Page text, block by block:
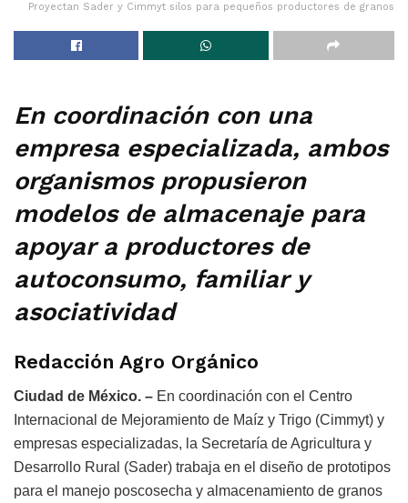
Proyectan Sader y Cimmyt silos para pequeños productores de granos
En coordinación con una
empresa especializada, ambos
organismos propusieron
modelos de almacenaje para
apoyar a productores de
autoconsumo, familiar y
asociatividad
Redacción Agro Orgánico
Ciudad de México. – En coordinación con el Centro
Internacional de Mejoramiento de Maíz y Trigo (Cimmyt) y
empresas especializadas, la Secretaría de Agricultura y
Desarrollo Rural (Sader) trabaja en el diseño de prototipos
para el manejo poscosecha y almacenamiento de granos